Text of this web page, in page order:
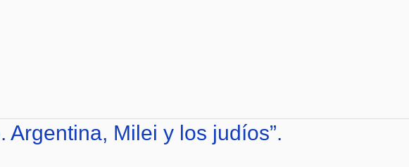
Argentina, Milei y los judíos”.